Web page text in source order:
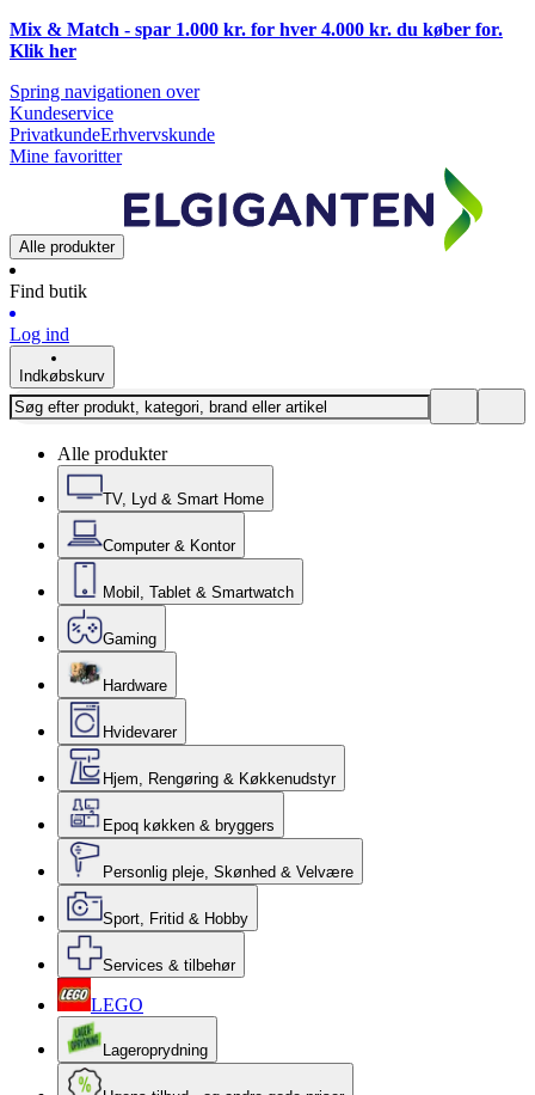
Mix & Match - spar 1.000 kr. for hver 4.000 kr. du køber for.
Klik her
Spring navigationen over
Kundeservice
PrivatkundeErhvervskunde
Mine favoritter
Alle produkter
Find butik
Log ind
Indkøbskurv
Alle produkter
TV, Lyd & Smart Home
Computer & Kontor
Mobil, Tablet & Smartwatch
Gaming
Hardware
Hvidevarer
Hjem, Rengøring & Køkkenudstyr
Epoq køkken & bryggers
Personlig pleje, Skønhed & Velvære
Sport, Fritid & Hobby
Services & tilbehør
LEGO
Lageroprydning